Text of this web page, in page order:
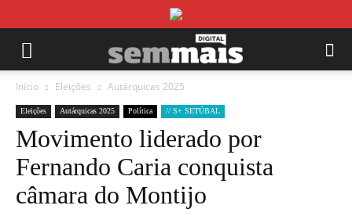
Início Eleições Autárquicas 2025
Eleições Autárquicas 2025 Política // S+ SETÚBAL
Movimento liderado por
Fernando Caria conquista
câmara do Montijo